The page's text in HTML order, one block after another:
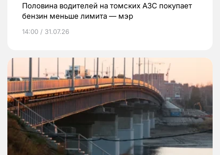
Половина водителей на томских АЗС покупает
бензин меньше лимита — мэр
14:00 / 31.07.26